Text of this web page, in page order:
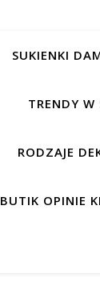
SUKIENKI
TRENDY W
RODZAJE
BUTIK OPINIE